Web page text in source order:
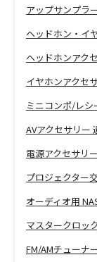
ヘッドホン・イ
ヘッドホンアク
イヤホンアクセ
ミニコンポ/レ
AVアクセサリー
電源アクセサリー
プロジェクター
オーディオ用
マスタークロッ
FM/AMチューナ